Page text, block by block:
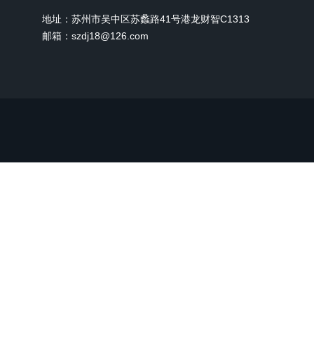
地址：苏州市吴中区苏蠡路41号港龙财智C1313
邮箱：szdj18@126.com